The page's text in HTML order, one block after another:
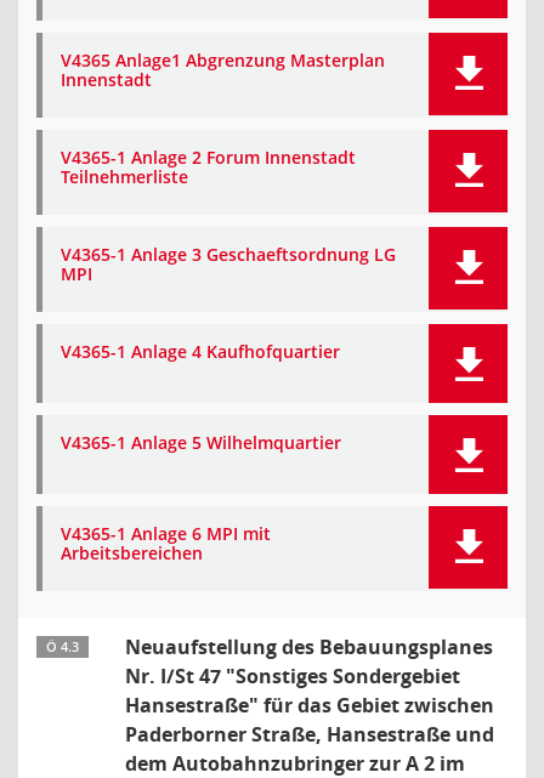
V4365 Anlage1 Abgrenzung Masterplan
Innenstadt
V4365-1 Anlage 2 Forum Innenstadt
Teilnehmerliste
V4365-1 Anlage 3 Geschaeftsordnung LG
MPI
V4365-1 Anlage 4 Kaufhofquartier
V4365-1 Anlage 5 Wilhelmquartier
V4365-1 Anlage 6 MPI mit
Arbeitsbereichen
Ö 4.3
Neuaufstellung des Bebauungsplanes
Nr. I/St 47 "Sonstiges Sondergebiet
Hansestraße" für das Gebiet zwischen
Paderborner Straße, Hansestraße und
dem Autobahnzubringer zur A 2 im